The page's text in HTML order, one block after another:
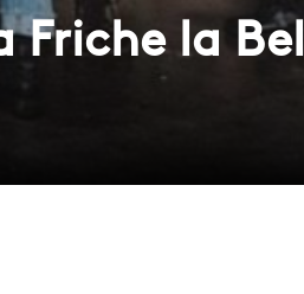
Friche la